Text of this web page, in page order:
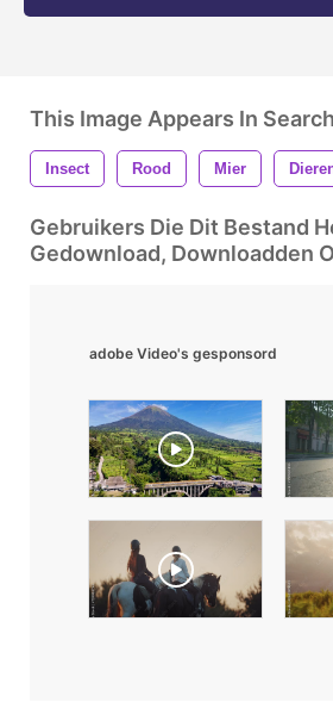
This Image Appears In
Insect Rood Mier
Gebruikers Die Dit Bestand
Gedownload, Downloadden
adobe Video's gesponsord